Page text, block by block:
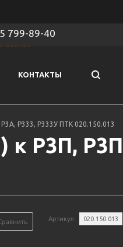
799-89-40
звонок
КОНТАКТЫ
Р333, Р333У ПТК 020.150.013
к Р3П,
Артикул 020.150.013